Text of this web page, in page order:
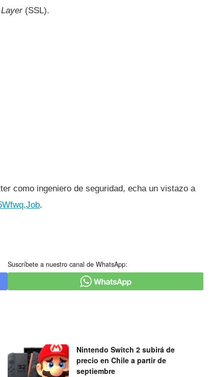
(SSL).
como ingeniero de seguridad, echa un vistazo a
.
Suscríbete a nuestro canal de WhatsApp:
Nintendo Switch 2 subirá de
precio en Chile a partir de
septiembre